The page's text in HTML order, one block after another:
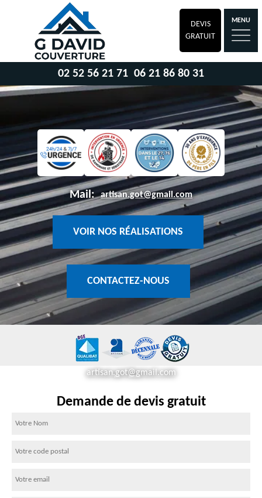
DEVIS
GRATUIT
MENU
02 52 56 21 71 06 21 86 80 31
Mail: artisan.got@gmail.com
VOIR NOS RÉALISATIONS
CONTACTEZ-NOUS
artisan.got@gmail.com
Demande de devis gratuit